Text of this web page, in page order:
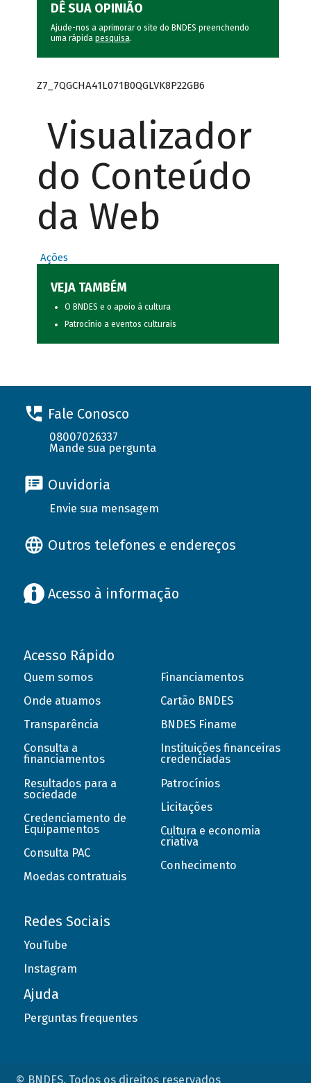
DÊ SUA OPINIÃO
Ajude-nos a aprimorar o site do BNDES preenchendo
uma rápida pesquisa.
Z7_7QGCHA41L071B0QGLVK8P22GB6
Visualizador
do Conteúdo
da Web
Ações
VEJA TAMBÉM
O BNDES e o apoio à cultura
Patrocínio a eventos culturais
Fale Conosco
08007026337
Mande sua pergunta
Ouvidoria
Envie sua mensagem
Outros telefones e endereços
Acesso à informação
Acesso Rápido
Quem somos
Onde atuamos
Transparência
Consulta a
financiamentos
Resultados para a
sociedade
Credenciamento de
Equipamentos
Consulta PAC
Moedas contratuais
Financiamentos
Cartão BNDES
BNDES Finame
Instituições financeiras
credenciadas
Patrocínios
Licitações
Cultura e economia
criativa
Conhecimento
Redes Sociais
YouTube
Instagram
Ajuda
Perguntas frequentes
© BNDES. Todos os direitos reservados